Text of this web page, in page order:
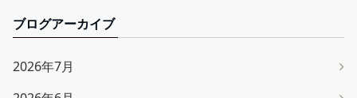
ブログアーカイブ
2026年7月